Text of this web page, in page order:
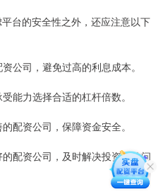
台的安全性之外，还应注意以下
公司，避免过高的利息成本。
能力选择合适的杠杆倍数。
配资公司，保障资金安全。
配资公司，及时解决投资中的问